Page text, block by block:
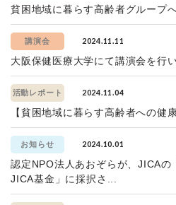
貧困地域に暮らす高齢者グループ
講演会 2024.11.11
大阪保健医療大学にて講演会を行
活動レポート 2024.11.04
【貧困地域に暮らす高齢者への健
お知らせ 2024.10.01
認定NPO法人あおぞらが、JICAの
JICA基金」に採択さ...